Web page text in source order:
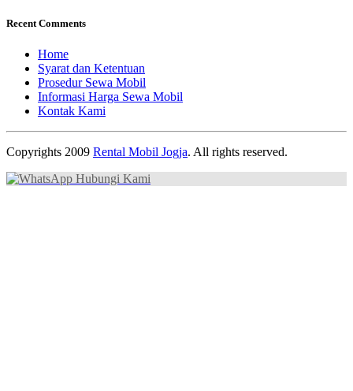
Recent Comments
Home
Syarat dan Ketentuan
Prosedur Sewa Mobil
Informasi Harga Sewa Mobil
Kontak Kami
Copyrights 2009 Rental Mobil Jogja. All rights reserved.
Hubungi Kami